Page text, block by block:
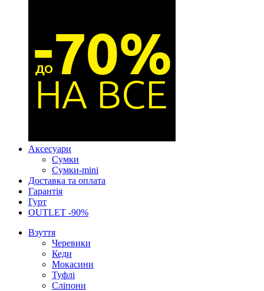
Аксесуари
Сумки
Сумки-mini
Доставка та оплата
Гарантія
Гурт
OUTLET -90%
Взуття
Черевики
Кеди
Мокасини
Туфлі
Сліпони